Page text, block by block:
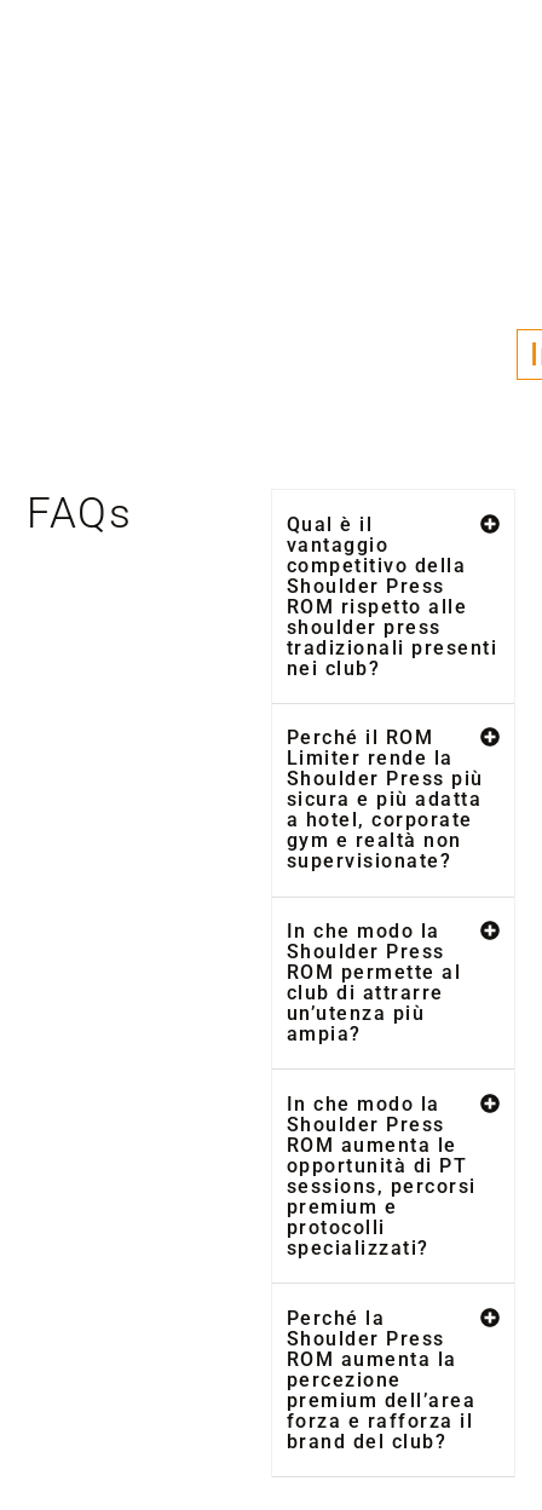
FAQs
Qual è il
vantaggio
competitivo della
Shoulder Press
ROM rispetto alle
shoulder press
tradizionali presenti
nei club?
Perché il ROM
Limiter rende la
Shoulder Press più
sicura e più adatta
a hotel, corporate
gym e realtà non
supervisionate?
In che modo la
Shoulder Press
ROM permette al
club di attrarre
un’utenza più
ampia?
In che modo la
Shoulder Press
ROM aumenta le
opportunità di PT
sessions, percorsi
premium e
protocolli
specializzati?
Perché la
Shoulder Press
ROM aumenta la
percezione
premium dell’area
forza e rafforza il
brand del club?